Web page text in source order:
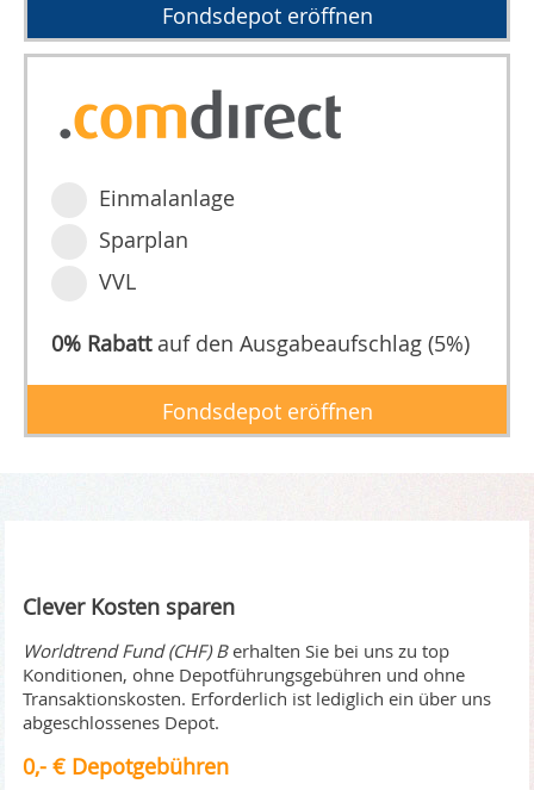
Fondsdepot eröffnen
Einmalanlage
Sparplan
VVL
0% Rabattauf den Ausgabeaufschlag (5%)
Fondsdepot eröffnen
Clever Kosten sparen
Worldtrend Fund (CHF) Berhalten Sie bei uns zu top
Konditionen, ohne Depotführungsgebühren und ohne
Transaktionskosten. Erforderlich ist lediglich ein über uns
abgeschlossenes Depot.
0,- € Depotgebühren